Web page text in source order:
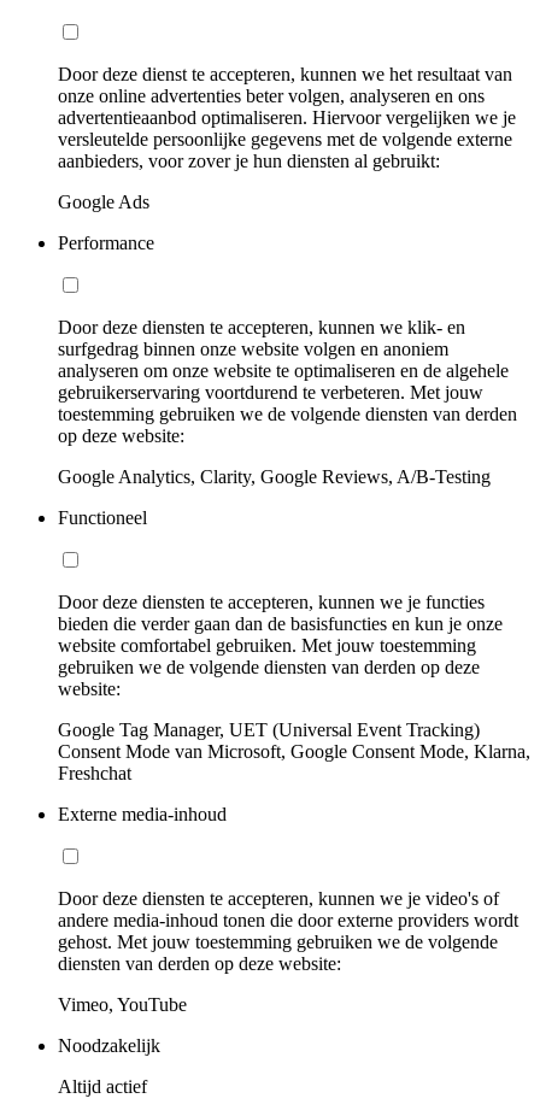
Door deze dienst te accepteren, kunnen we het resultaat van
onze online advertenties beter volgen, analyseren en ons
advertentieaanbod optimaliseren. Hiervoor vergelijken we je
versleutelde persoonlijke gegevens met de volgende externe
aanbieders, voor zover je hun diensten al gebruikt:
Google Ads
Performance
Door deze diensten te accepteren, kunnen we klik- en
surfgedrag binnen onze website volgen en anoniem
analyseren om onze website te optimaliseren en de algehele
gebruikerservaring voortdurend te verbeteren. Met jouw
toestemming gebruiken we de volgende diensten van derden
op deze website:
Google Analytics, Clarity, Google Reviews, A/B-Testing
Functioneel
Door deze diensten te accepteren, kunnen we je functies
bieden die verder gaan dan de basisfuncties en kun je onze
website comfortabel gebruiken. Met jouw toestemming
gebruiken we de volgende diensten van derden op deze
website:
Google Tag Manager, UET (Universal Event Tracking)
Consent Mode van Microsoft, Google Consent Mode, Klarna,
Freshchat
Externe media-inhoud
Door deze diensten te accepteren, kunnen we je video's of
andere media-inhoud tonen die door externe providers wordt
gehost. Met jouw toestemming gebruiken we de volgende
diensten van derden op deze website:
Vimeo, YouTube
Noodzakelijk
Altijd actief